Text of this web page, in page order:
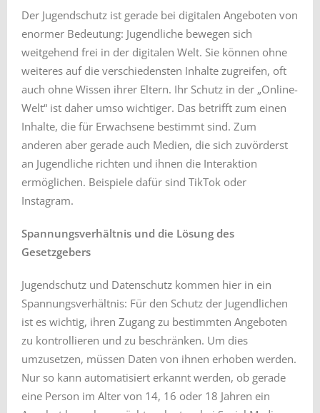
Der Jugendschutz ist gerade bei digitalen Angeboten von
enormer Bedeutung: Jugendliche bewegen sich
weitgehend frei in der digitalen Welt. Sie können ohne
weiteres auf die verschiedensten Inhalte zugreifen, oft
auch ohne Wissen ihrer Eltern. Ihr Schutz in der „Online-
Welt“ ist daher umso wichtiger. Das betrifft zum einen
Inhalte, die für Erwachsene bestimmt sind. Zum
anderen aber gerade auch Medien, die sich zuvörderst
an Jugendliche richten und ihnen die Interaktion
ermöglichen. Beispiele dafür sind TikTok oder
Instagram.
Spannungsverhältnis und die Lösung des
Gesetzgebers
Jugendschutz und Datenschutz kommen hier in ein
Spannungsverhältnis: Für den Schutz der Jugendlichen
ist es wichtig, ihren Zugang zu bestimmten Angeboten
zu kontrollieren und zu beschränken. Um dies
umzusetzen, müssen Daten von ihnen erhoben werden.
Nur so kann automatisiert erkannt werden, ob gerade
eine Person im Alter von 14, 16 oder 18 Jahren ein